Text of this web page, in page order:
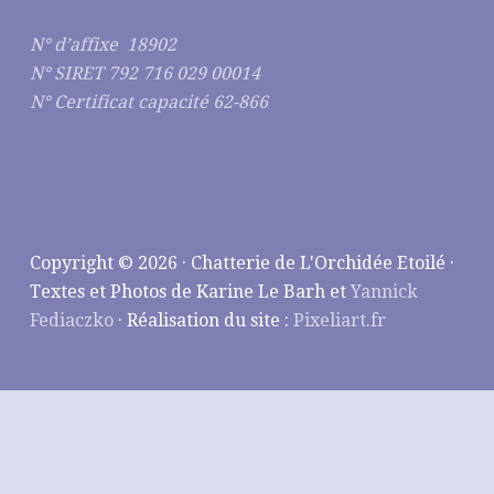
N° d’affixe 18902
N° SIRET 792 716 029 00014
N° Certificat capacité 62-866
Copyright © 2026 · Chatterie de L'Orchidée Etoilé ·
Textes et Photos de Karine Le Barh etYannick
Fediaczko · Réalisation du site :Pixeliart.fr